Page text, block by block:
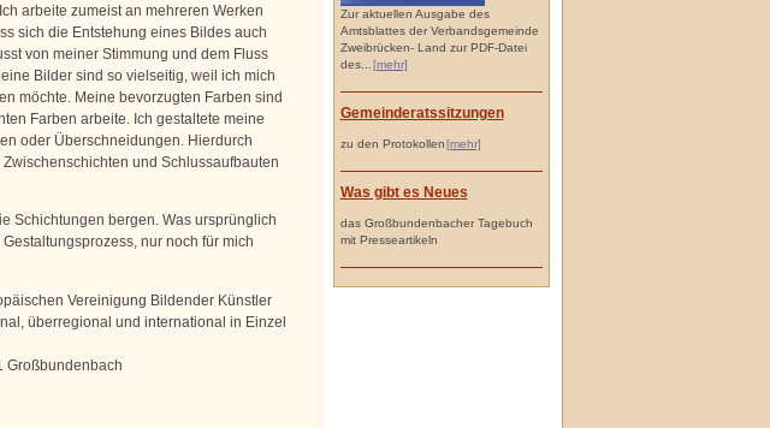
Zur aktuellen Ausgabe des
Amtsblattes der Verbandsgemeinde
Zweibrücken- Land zur PDF-Datei
des...
[mehr]
Gemeinderatssitzungen
zu den Protokollen[mehr]
Was gibt es Neues
das Großbundenbacher Tagebuch
mit Presseartikeln
arbeite zumeist an mehreren Werken
sich die Entstehung eines Bildes auch
von meiner Stimmung und dem Fluss
Bilder sind so vielseitig, weil ich mich
möchte. Meine bevorzugten Farben sind
Farben arbeite. Ich gestaltete meine
oder Überschneidungen. Hierdurch
und Schlussaufbauten
Schichtungen bergen. Was ursprünglich
nur noch für mich
Vereinigung Bildender Künstler
überregional und international in Einzel
Großbundenbach